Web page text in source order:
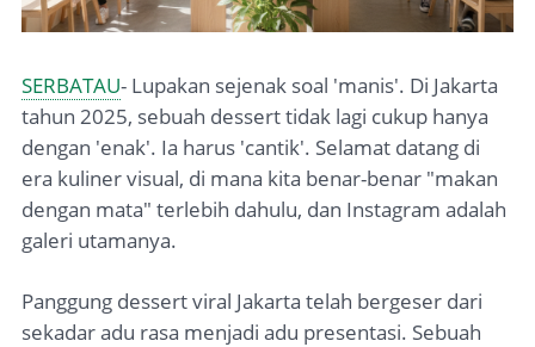
SERBATAU- Lupakan sejenak soal 'manis'. Di Jakarta
tahun 2025, sebuah dessert tidak lagi cukup hanya
dengan 'enak'. Ia harus 'cantik'. Selamat datang di
era kuliner visual, di mana kita benar-benar "makan
dengan mata" terlebih dahulu, dan Instagram adalah
galeri utamanya.
Panggung dessert viral Jakarta telah bergeser dari
sekadar adu rasa menjadi adu presentasi. Sebuah